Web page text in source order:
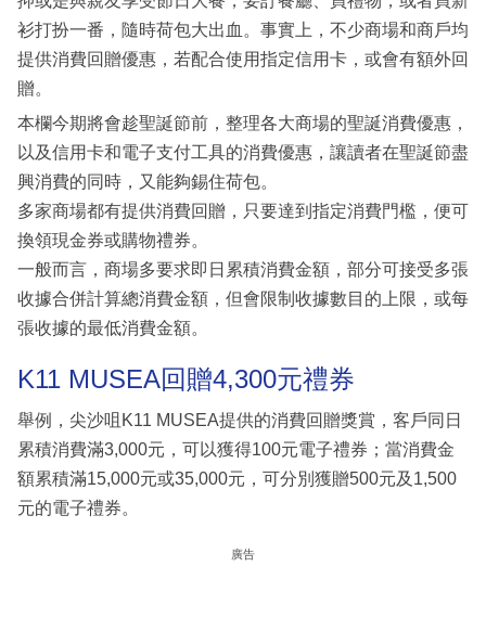
衫打扮一番，隨時荷包大出血。事實上，不少商場和商戶均
提供消費回贈優惠，若配合使用指定信用卡，或會有額外回
贈。
本欄今期將會趁聖誕節前，整理各大商場的聖誕消費優惠，
以及信用卡和電子支付工具的消費優惠，讓讀者在聖誕節盡
興消費的同時，又能夠錫住荷包。
多家商場都有提供消費回贈，只要達到指定消費門檻，便可
換領現金券或購物禮券。
一般而言，商場多要求即日累積消費金額，部分可接受多張
收據合併計算總消費金額，但會限制收據數目的上限，或每
張收據的最低消費金額。
K11 MUSEA回贈4,300元禮券
舉例，尖沙咀K11 MUSEA提供的消費回贈獎賞，客戶同日
累積消費滿3,000元，可以獲得100元電子禮券；當消費金
額累積滿15,000元或35,000元，可分別獲贈500元及1,500
元的電子禮券。
廣告